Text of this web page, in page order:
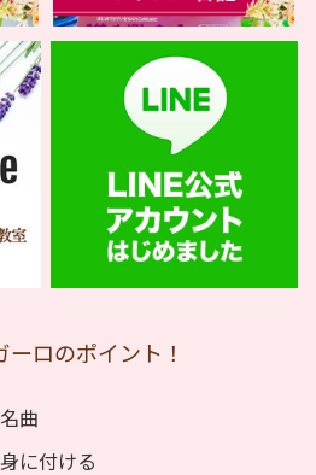
ロのポイント！
曲
に付ける